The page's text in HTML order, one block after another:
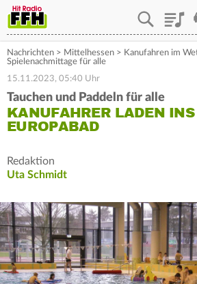
Nachrichten > Mittelhessen > Kanufahren im
Spielenachmittage für alle
15.11.2023, 05:40 Uhr
Tauchen und Paddeln für alle
KANUFAHRER LADEN
EUROPABAD
Redaktion
Uta Schmidt